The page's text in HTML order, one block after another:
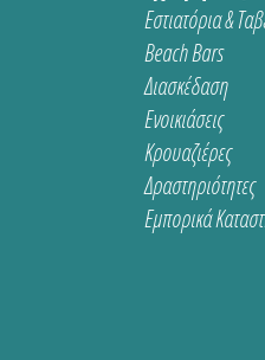
Εστιατόρια &
Beach Bars
Διασκέδαση
Ενοικιάσεις
Κρουαζιέρες
Δραστηριότητες
Εμπορικά